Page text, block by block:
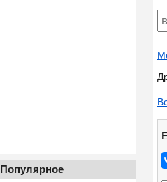
Популярное